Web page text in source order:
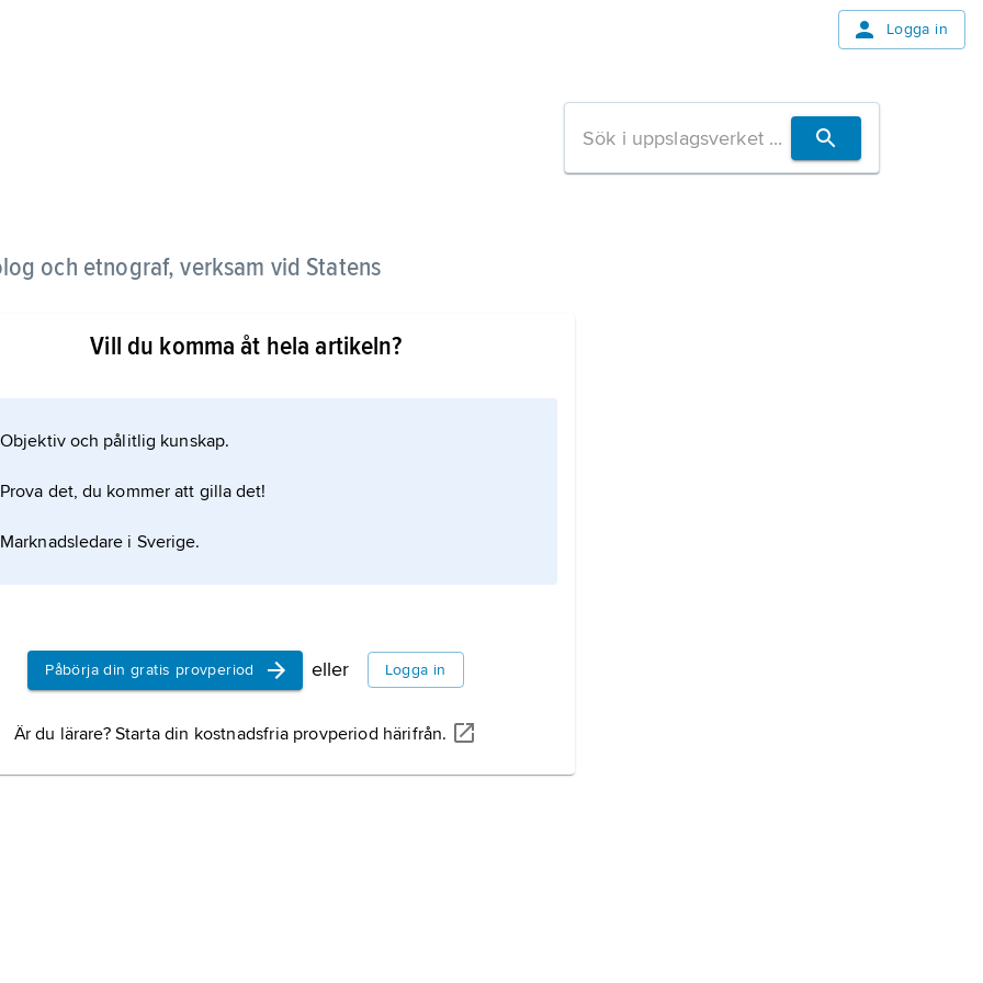
Logga in
och etnograf, verksam vid Statens
en för tiden ovanligt noggrann utgrävnings-
i zoologi och osteologi samt en
Stolpe använde tidigt fototekniken och framstår
stilbildande utgrävningar av bl.a. Birka på
Vill du komma åt hela artikeln?
Objektiv och pålitlig kunskap.
Prova det, du kommer att gilla det!
Marknadsledare i Sverige.
Påbörja din gratis provperiod eller Logga in
Är du lärare? Starta din kostnadsfria provperiod härifrån.